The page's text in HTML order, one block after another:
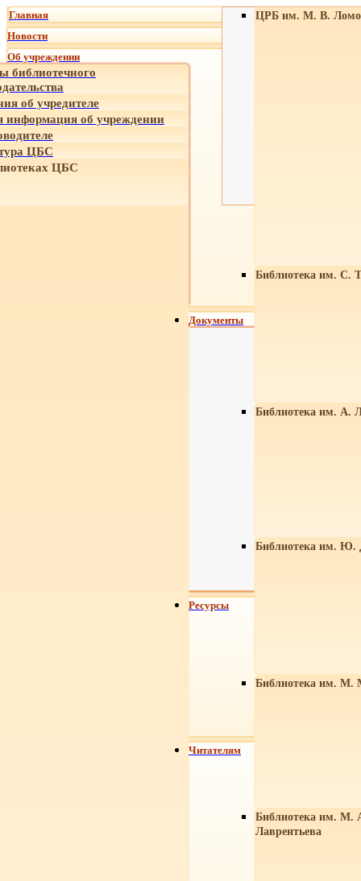
Главная
Новости
Об учреждении
библиотечного
об учредителе
об учреждении
ЦБС
ЦБС
ЦРБ им. М. В.
Библиотека им. С.
Библиотека им. А.
Библиотека им. Ю.
Библиотека им. М.
Библиотека им. М.
Лаврентьева
Документы
Ресурсы
Читателям